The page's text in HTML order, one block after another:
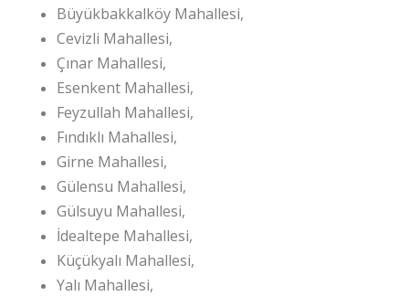
Büyükbakkalköy Mahallesi,
Cevizli Mahallesi,
Çınar Mahallesi,
Esenkent Mahallesi,
Feyzullah Mahallesi,
Fındıklı Mahallesi,
Girne Mahallesi,
Gülensu Mahallesi,
Gülsuyu Mahallesi,
İdealtepe Mahallesi,
Küçükyalı Mahallesi,
Yalı Mahallesi,